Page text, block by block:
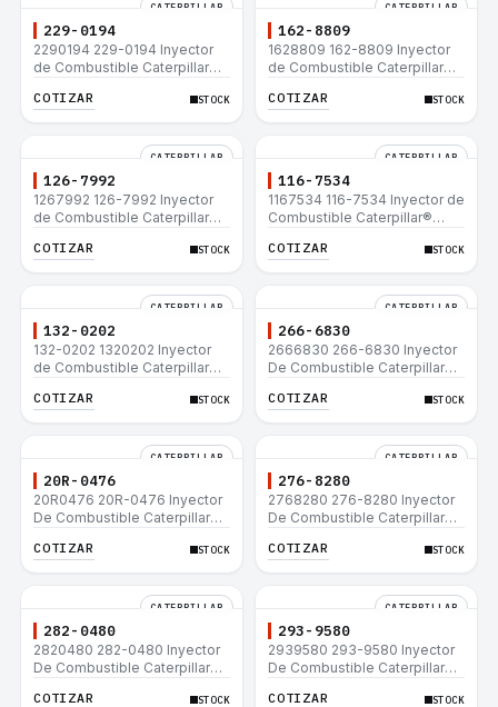
CATERPILLAR
229-0194
2290194 229-0194 Inyector
de Combustible Caterpillar®
3516C 854G 992G
COTIZAR STOCK
CATERPILLAR
162-8809
1628809 162-8809 Inyector
de Combustible Caterpillar®
3516C 854G 992G
COTIZAR STOCK
CATERPILLAR
126-7992
1267992 126-7992 Inyector
de Combustible Caterpillar®
3516C 854G 992G
COTIZAR STOCK
CATERPILLAR
116-7534
1167534 116-7534 Inyector de
Combustible Caterpillar®
3516C 854G 992G
COTIZAR STOCK
CATERPILLAR
132-0202
132-0202 1320202 Inyector
de Combustible Caterpillar®
3516C 854G 992G
COTIZAR STOCK
CATERPILLAR
266-6830
2666830 266-6830 Inyector
De Combustible Caterpillar®
COTIZAR STOCK
CATERPILLAR
20R-0476
20R0476 20R-0476 Inyector
De Combustible Caterpillar®
COTIZAR STOCK
CATERPILLAR
276-8280
2768280 276-8280 Inyector
De Combustible Caterpillar®
COTIZAR STOCK
CATERPILLAR
282-0480
2820480 282-0480 Inyector
De Combustible Caterpillar®
COTIZAR STOCK
CATERPILLAR
293-9580
2939580 293-9580 Inyector
De Combustible Caterpillar®
COTIZAR STOCK